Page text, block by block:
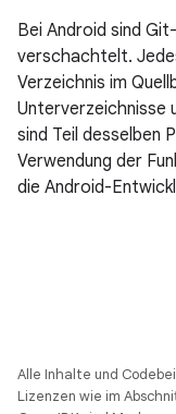
Bei Android sind
verschachtelt.
Verzeichnis im
Unterverzeichnisse
sind Teil desselben
Verwendung der
die Android-
Alle Inhalte und
Lizenzen wie im